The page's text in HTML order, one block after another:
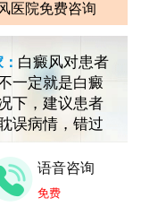
医院免费咨询
白癜风对患者
一定就是白癜
下，建议患者
误病情，错过
语音咨询
免费